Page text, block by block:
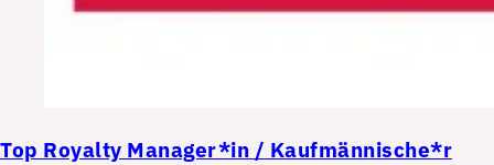
Top Royalty Manager*in / Kaufmännische*r